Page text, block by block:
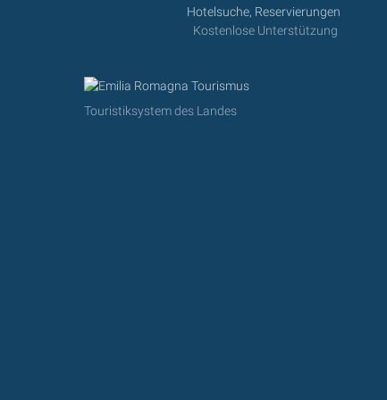
Hotelsuche, Reservierungen
Kostenlose Unterstützung
Touristiksystem des Landes